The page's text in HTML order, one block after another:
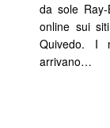
da sole
online sui
Quivedo. I
arrivano…